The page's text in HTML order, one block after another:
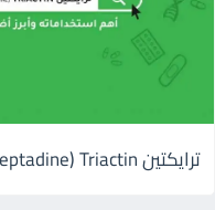
ترايكتين Cyproheptadine) Triactin) فاتح للشهية لزيادة الوزن